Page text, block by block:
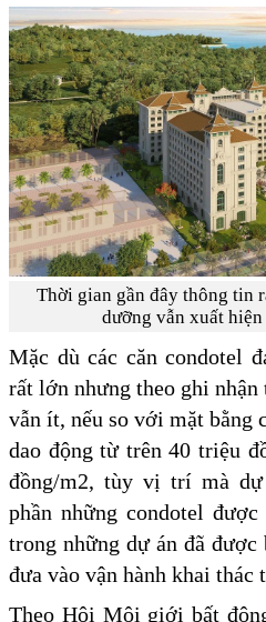
Thời gian gần đây thông tin
dưỡng vẫn xuất
Mặc dù các căn condotel
rất lớn nhưng theo ghi
vẫn ít, nếu so với mặt bằng
dao động từ trên 40 triệu
đồng/m2, tùy vị trí mà
phần những condotel
trong những dự án đã được
đưa vào vận hành khai thác
Theo Hội Môi giới bất